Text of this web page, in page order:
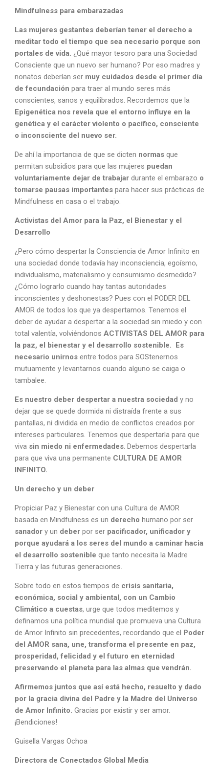
Mindfulness para embarazadas
Las mujeres gestantes deberían tener el derecho a
meditar todo el tiempo que sea necesario porque son
portales de vida. ¿Qué mayor tesoro para una Sociedad
Consciente que un nuevo ser humano? Por eso madres y
nonatos deberían ser muy cuidados desde el primer día
de fecundación para traer al mundo seres más
conscientes, sanos y equilibrados. Recordemos que la
Epigenética nos revela que el entorno influye en la
genética y el carácter violento o pacífico, consciente
o inconsciente del nuevo ser.
De ahí la importancia de que se dicten normas que
permitan subsidios para que las mujeres puedan
voluntariamente dejar de trabajar durante el embarazo o
tomarse pausas importantes para hacer sus prácticas de
Mindfulness en casa o el trabajo.
Activistas del Amor para la Paz, el Bienestar y el
Desarrollo
¿Pero cómo despertar la Consciencia de Amor Infinito en
una sociedad donde todavía hay inconsciencia, egoísmo,
individualismo, materialismo y consumismo desmedido?
¿Cómo lograrlo cuando hay tantas autoridades
inconscientes y deshonestas? Pues con el PODER DEL
AMOR de todos los que ya despertamos. Tenemos el
deber de ayudar a despertar a la sociedad sin miedo y con
total valentía, volviéndonos ACTIVISTAS DEL AMOR para
la paz, el bienestar y el desarrollo sostenible. Es
necesario unirnos entre todos para SOStenernos
mutuamente y levantarnos cuando alguno se caiga o
tambalee.
Es nuestro deber despertar a nuestra sociedad y no
dejar que se quede dormida ni distraída frente a sus
pantallas, ni dividida en medio de conflictos creados por
intereses particulares. Tenemos que despertarla para que
viva sin miedo ni enfermedades. Debemos despertarla
para que viva una permanente CULTURA DE AMOR
INFINITO.
Un derecho y un deber
Propiciar Paz y Bienestar con una Cultura de AMOR
basada en Mindfulness es un derecho humano por ser
sanador y un deber por ser pacificador, unificador y
porque ayudará a los seres del mundo a caminar hacia
el desarrollo sostenible que tanto necesita la Madre
Tierra y las futuras generaciones.
Sobre todo en estos tiempos de crisis sanitaria,
económica, social y ambiental, con un Cambio
Climático a cuestas, urge que todos meditemos y
definamos una política mundial que promueva una Cultura
de Amor Infinito sin precedentes, recordando que el Poder
del AMOR sana, une, transforma el presente en paz,
prosperidad, felicidad y el futuro en eternidad
preservando el planeta para las almas que vendrán.
Afirmemos juntos que así está hecho, resuelto y dado
por la gracia divina del Padre y la Madre del Universo
de Amor Infinito. Gracias por existir y ser amor.
¡Bendiciones!
Guisella Vargas Ochoa
Directora de Conectados Global Media